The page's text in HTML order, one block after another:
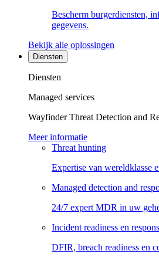
Bescherm burgerdiensten,
gegevens.
Bekijk alle oplossingen
Diensten
Diensten
Managed services
Wayfinder Threat Detection and
Meer informatie
Threat hunting
Expertise van wereldklasse
Managed detection and
24/7 expert MDR in uw
Incident readiness en
DFIR, breach readiness en